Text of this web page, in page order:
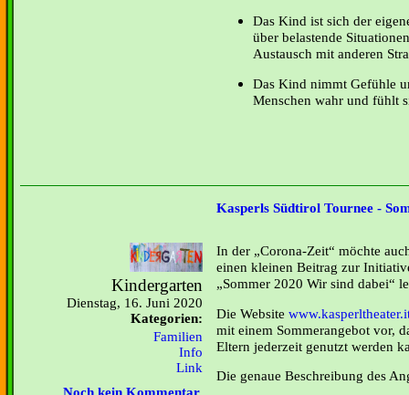
Das Kind ist sich der
über belastende
Austausch mit anderen
Das Kind nimmt Gefühle
Menschen wahr und fühlt
Kasperls Südtirol Tournee -
Kindergarten
Dienstag, 16. Juni 2020
Kategorien:
Familien
Info
Link
In der „Corona-Zeit“ möchte
einen kleinen Beitrag zur
Sommer 2020 Wir sind dabei“
Die Website
mit einem Sommerangebot vor,
Eltern jederzeit genutzt werden
Die genaue Beschreibung des